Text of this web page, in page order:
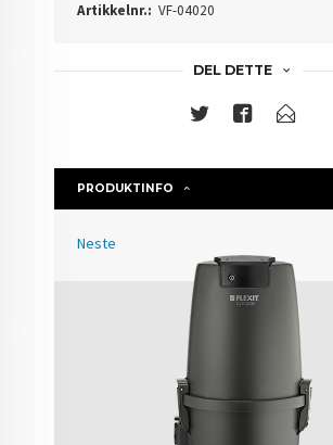
Artikkelnr.: VF-04020
DEL DETTE
PRODUKTINFO
Neste